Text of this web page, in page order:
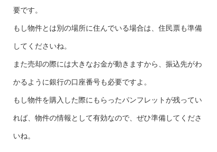
要です。
もし物件とは別の場所に住んでいる場合は、住民票も準備
してくださいね。
また売却の際には大きなお金が動きますから、振込先がわ
かるように銀行の口座番号も必要ですよ。
もし物件を購入した際にもらったパンフレットが残ってい
れば、物件の情報として有効なので、ぜひ準備してくださ
いね。